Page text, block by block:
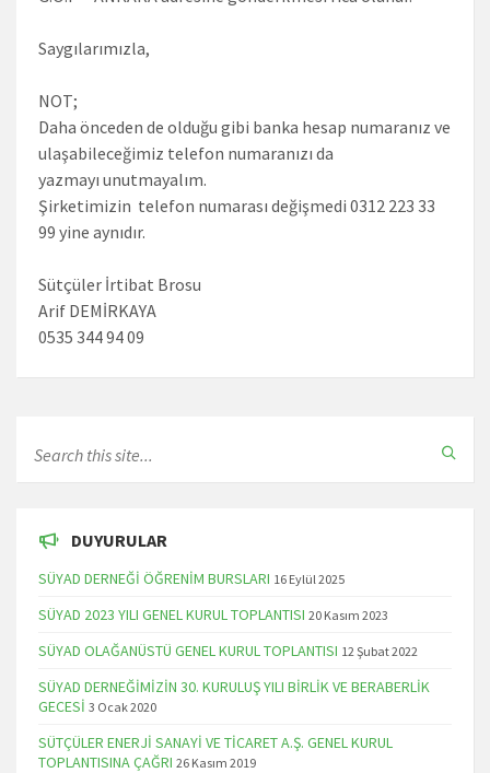
Saygılarımızla,
NOT;
Daha önceden de olduğu gibi banka hesap numaranız ve
ulaşabileceğimiz telefon numaranızı da
yazmayı unutmayalım.
Şirketimizin telefon numarası değişmedi 0312 223 33
99 yine aynıdır.
Sütçüler İrtibat Brosu
Arif DEMİRKAYA
0535 344 94 09
DUYURULAR
SÜYAD DERNEĞİ ÖĞRENİM BURSLARI 16 Eylül 2025
SÜYAD 2023 YILI GENEL KURUL TOPLANTISI 20 Kasım 2023
SÜYAD OLAĞANÜSTÜ GENEL KURUL TOPLANTISI 12 Şubat 2022
SÜYAD DERNEĞİMİZİN 30. KURULUŞ YILI BİRLİK VE BERABERLİK
GECESİ 3 Ocak 2020
SÜTÇÜLER ENERJİ SANAYİ VE TİCARET A.Ş. GENEL KURUL
TOPLANTISINA ÇAĞRI 26 Kasım 2019